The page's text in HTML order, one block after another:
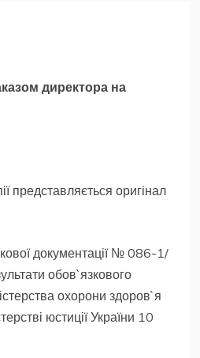
директора на
представляється оригінал
документації № 086-1/
обов`язкового
охорони здоров`я
юстиції України 10